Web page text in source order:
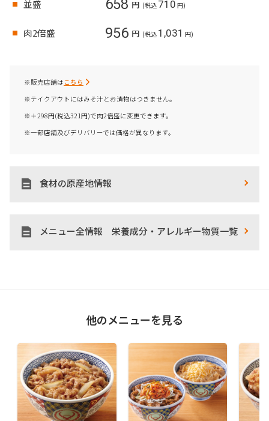
並盛 658 円 (税込 710 円)
肉2倍盛 956 円 (税込 1,031 円)
※販売店舗は こちら
※テイクアウトにはみそ汁とお漬物はつきません。
※＋298円(税込321円)で肉2倍盛に変更できます。
※一部店舗及びデリバリーでは価格が異なります。
食材の原産地情報
メニュー全情報 栄養成分・アレルギー物質一覧
他のメニューを見る